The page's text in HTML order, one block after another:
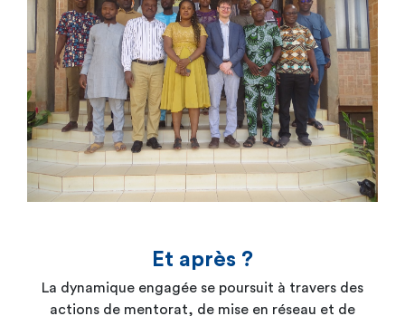
Et après ?
La dynamique engagée se poursuit à travers des
actions de mentorat, de mise en réseau et de